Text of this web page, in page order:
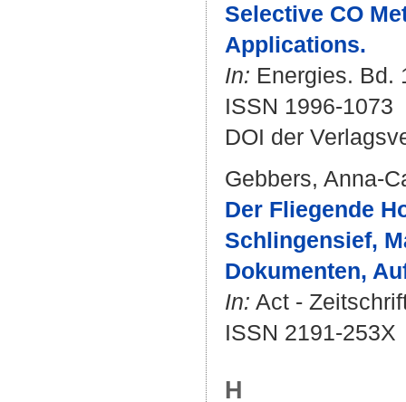
Selective CO
Applications.
In: Energies. Bd.
ISSN 1996-1073
DOI der
Gebbers, Anna-
Der Fliegende
Schlingensief,
Dokumenten,
In: Act -
ISSN 2191-253X
H